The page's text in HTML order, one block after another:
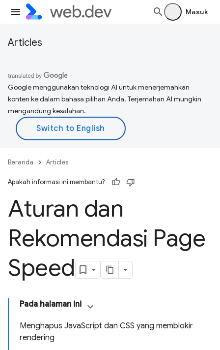
Masuk
Articles
Google menggunakan teknologi AI untuk menerjemahkan
konten ke dalam bahasa pilihan Anda. Terjemahan AI mungkin
mengandung kesalahan.
Beranda Articles
Apakah informasi ini membantu?
Aturan dan
Rekomendasi Page
Speed
Pada halaman ini
Menghapus JavaScript dan CSS yang memblokir
rendering